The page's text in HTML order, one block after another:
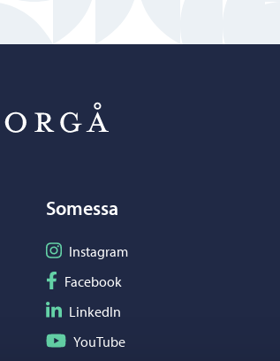
Somessa
Seuraa Instagram
Instagram
Seuraa Facebook
Facebook
Seuraa LinkedIn
LinkedIn
Seuraa YouTube
YouTube